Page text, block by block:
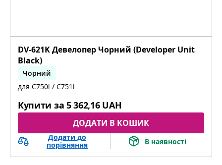
DV-621K Девелопер Чорний (Developer Unit
Black)
Чорний
bizhub C451i, bizhub C551i, bizhub C651i
для C750i / C751i
Купити за 5 362,16 UAH
ДОДАТИ В КОШИК
Додати до
порівняння
В наявності